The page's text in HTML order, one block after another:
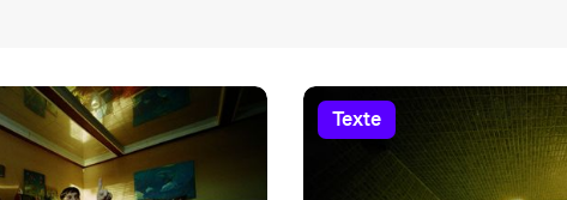
texte